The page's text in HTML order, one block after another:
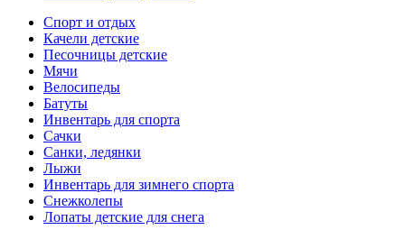
Спорт и отдых
Качели детские
Песочницы детские
Мячи
Велосипеды
Батуты
Инвентарь для спорта
Сачки
Санки, ледянки
Лыжи
Инвентарь для зимнего спорта
Снежколепы
Лопаты детские для снега